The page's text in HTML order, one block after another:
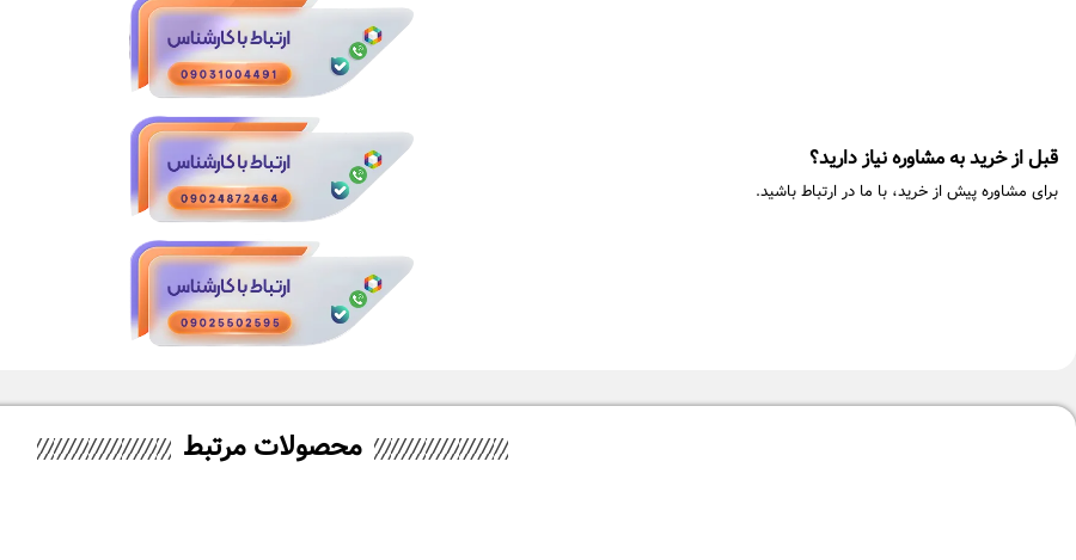
قبل از خرید به مشاوره نیاز دارید؟
برای مشاوره پیش از خرید، با ما در ارتباط باشید.
محصولات مرتبط